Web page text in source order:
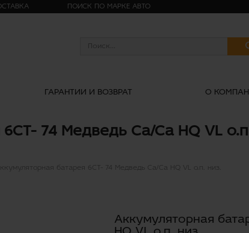
ПОИСК ПО МАРКЕ АВТО
ГАРАНТИИ И ВОЗВРАТ О
74 Медведь Ca/Ca HQ VL
аккумуляторная батарея 6СТ- 74 Медведь Ca/Ca HQ VL о.п. низ.
Аккумуляторная